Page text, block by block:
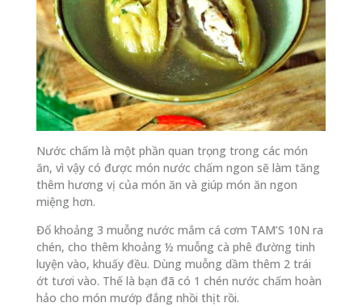
Nước chấm là một phần quan trọng trong các món
ăn, vì vậy có được món nước chấm ngon sẽ làm tăng
thêm hương vị của món ăn và giúp món ăn ngon
miệng hơn.
Đổ khoảng 3 muỗng nước mắm cá cơm TAM’S 10N ra
chén, cho thêm khoảng ½ muỗng cà phê đường tinh
luyện vào, khuấy đều. Dùng muỗng dầm thêm 2 trái
ớt tươi vào. Thế là bạn đã có 1 chén nước chấm hoàn
hảo cho món mướp đắng nhồi thịt rồi.